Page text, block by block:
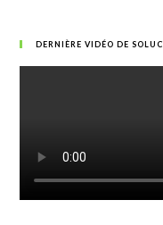
DERNIÈRE VIDÉO DE